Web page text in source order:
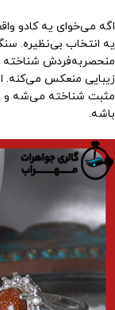
اگه می‌خوای یه کادو
یه انتخاب بی‌نظیره.
منحصربه‌فردش شناخته
زیبایی منعکس می‌کنه.
مثبت شناخته می‌شه و
باشه.